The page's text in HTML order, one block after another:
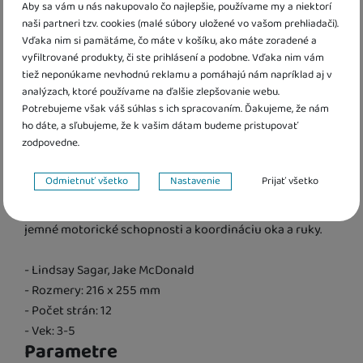
Aby sa vám u nás nakupovalo čo najlepšie, používame my a niektorí
naši partneri tzv. cookies (malé súbory uložené vo vašom prehliadači).
Vďaka nim si pamätáme, čo máte v košíku, ako máte zoradené a
vyfiltrované produkty, či ste prihlásení a podobne. Vďaka nim vám
tiež neponúkame nevhodnú reklamu a pomáhajú nám napríklad aj v
analýzach, ktoré používame na ďalšie zlepšovanie webu.
Potrebujeme však váš súhlas s ich spracovaním. Ďakujeme, že nám
ho dáte, a sľubujeme, že k vašim dátam budeme pristupovať
zodpovedne.
Nastavenie súhlasov s kategóriami cookies
VŽDY AKTÍVNE
Technické cookies umožňujú váš priechod nákupným košíkom,
porovnávanie produktov a ďalšie nevyhnutné funkcie.
Preferenčné a rozšírené funkcie
Preferenčné a rozšírené funkcie
nastavovať znova a aby ste sa s nami mohli spojiť napr. pomocou
chatu.
Povolené
Odmietnuť všetko Nastavenie Prijať všetko
Informácie o produkte
Knižka s pevnými stránkami je plná obrázkov dinosaurov,
ktoré sú čiastočne farebné. Biele časti sa dajú veľmi
ľahko vyfarbiť - stačí namočiť štetec, ktorý je súčasťou
knihy, do vody a farba sa ako zázrakom na bielom
podklade objaví. To ale nie je všetko! Vymaľovaný
obrázok ako kúzlom zmizne, a tak ho dieťa môže
vymaľovávať stále dookola. Skontrolujte, či dieťa drží
jemné motorické schopnosti a koordináciu oka a ruky.
- Lindsay Sagar, Jake McDonald
- Rozmery: 216 x 255 mm
- Počet strán: 12
- Vek: 3-5
Parametre